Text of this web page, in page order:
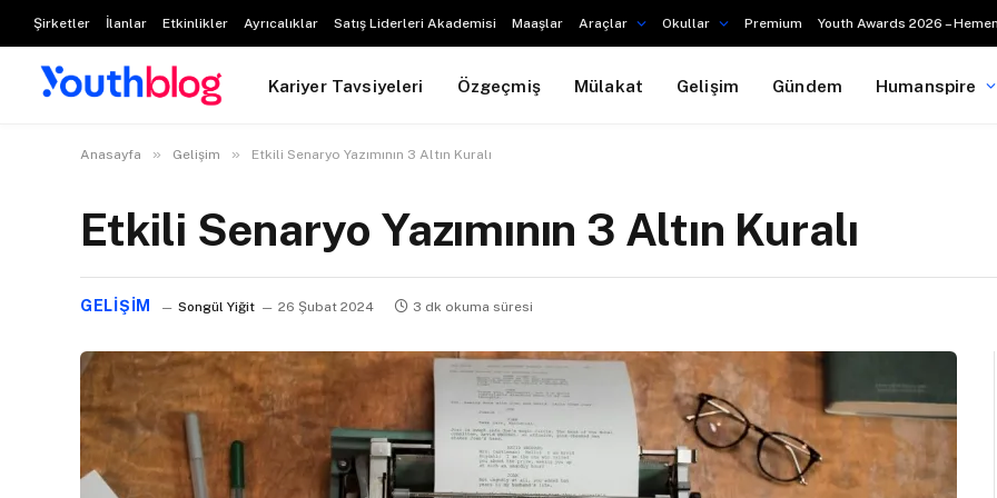
Şirketler İlanlar Etkinlikler Ayrıcalıklar Satış Liderleri Akademisi Maaşlar Araçlar Okullar Premium Youth Awards 2026 –
Kariyer Tavsiyeleri Özgeçmiş Mülakat Gelişim Gündem Humanspire
Anasayfa » Gelişim » Etkili Senaryo Yazımının 3 Altın Kuralı
Etkili Senaryo Yazımının 3 Altın Kuralı
GELIŞIM Songül Yiğit 26 Şubat 2024 3 dk okuma süresi